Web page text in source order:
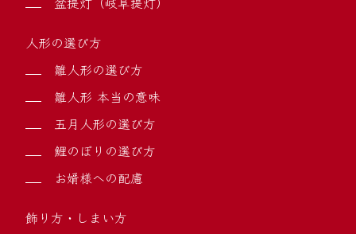
人形の選び方
雛人形の選び方
雛人形 本当の意味
五月人形の選び方
鯉のぼりの選び方
お婿様への配慮
飾り方・しまい方